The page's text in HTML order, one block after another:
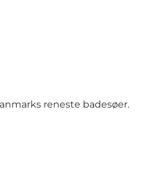
reneste badesøer.